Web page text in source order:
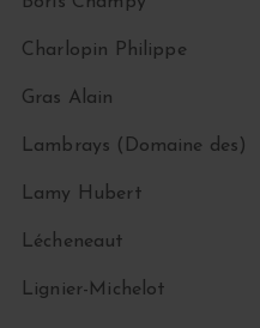
Charlopin Philippe
Gras Alain
Lambrays (Domaine des)
Lamy Hubert
Lécheneaut
Lignier-Michelot